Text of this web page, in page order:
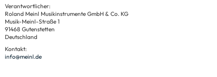
Verantwortlicher:
Roland Meinl Musikinstrumente GmbH & Co. KG
Musik-Meinl-Straße 1
91468 Gutenstetten
Deutschland
Kontakt:
info@meinl.de